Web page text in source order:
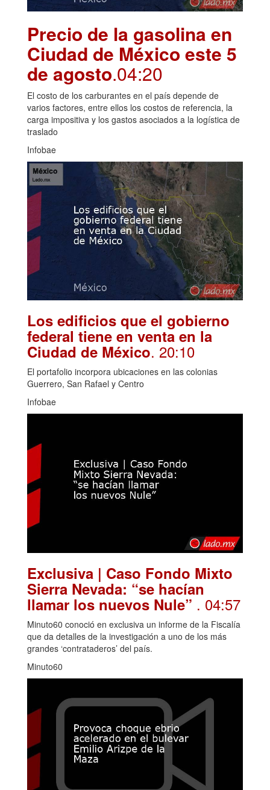
Precio de la gasolina en
Ciudad de México este 5
de agosto.04:20
El costo de los carburantes en el país depende de
varios factores, entre ellos los costos de referencia, la
carga impositiva y los gastos asociados a la logística de
traslado
Infobae
Los edificios que el gobierno
federal tiene en venta en la
Ciudad de México. 20:10
El portafolio incorpora ubicaciones en las colonias
Guerrero, San Rafael y Centro
Infobae
Exclusiva | Caso Fondo Mixto
Sierra Nevada: “se hacían
llamar los nuevos Nule” . 04:57
Minuto60 conoció en exclusiva un informe de la Fiscalía
que da detalles de la investigación a uno de los más
grandes ‘contrataderos’ del país.
Minuto60